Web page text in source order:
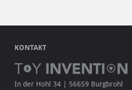
KONTAKT
In der Hohl 34 | 56659 Burgbrohl